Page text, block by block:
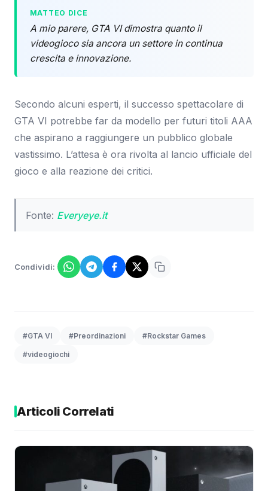
MATTEO DICE
A mio parere, GTA VI dimostra quanto il
videogioco sia ancora un settore in continua
crescita e innovazione.
Secondo alcuni esperti, il successo spettacolare di
GTA VI potrebbe far da modello per futuri titoli AAA
che aspirano a raggiungere un pubblico globale
vastissimo. L’attesa è ora rivolta al lancio ufficiale del
gioco e alla reazione dei critici.
Fonte: Everyeye.it
Condividi:
#GTA VI #Preordinazioni #Rockstar Games
#videogiochi
Articoli Correlati